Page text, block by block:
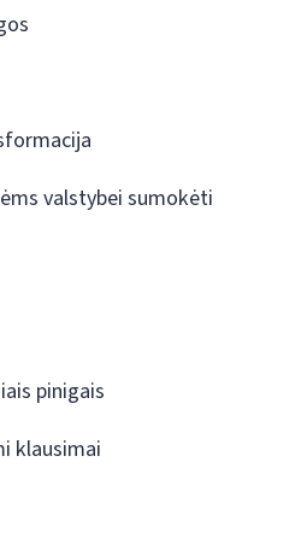
valstybei sumokėti
pinigais
klausimai